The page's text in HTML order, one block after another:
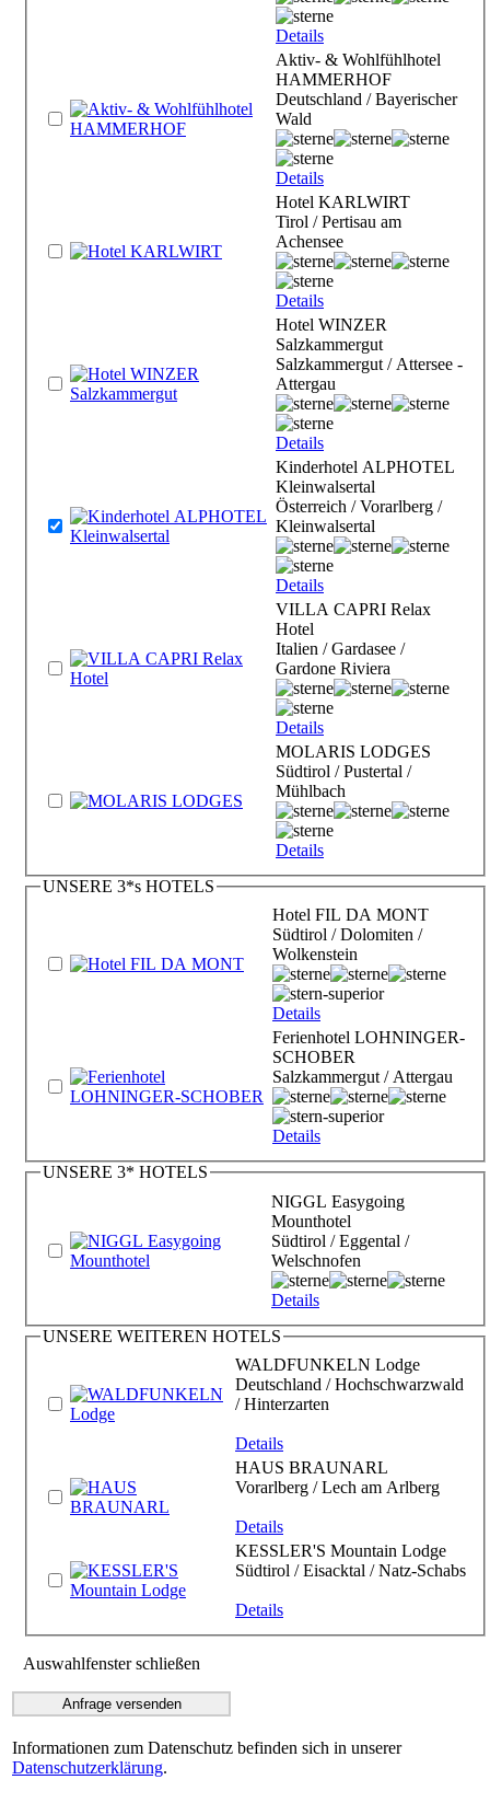
Details
Aktiv- & Wohlfühlhotel
HAMMERHOF
Deutschland / Bayerischer
Wald
Details
Hotel KARLWIRT
Tirol / Pertisau am
Achensee
Details
Hotel WINZER
Salzkammergut
Salzkammergut / Attersee -
Attergau
Details
Kinderhotel ALPHOTEL
Kleinwalsertal
Österreich / Vorarlberg /
Kleinwalsertal
Details
VILLA CAPRI Relax
Hotel
Italien / Gardasee /
Gardone Riviera
Details
MOLARIS LODGES
Südtirol / Pustertal /
Mühlbach
Details
UNSERE 3*s HOTELS
Hotel FIL DA MONT
Südtirol / Dolomiten /
Wolkenstein
Details
Ferienhotel LOHNINGER-
SCHOBER
Salzkammergut / Attergau
Details
UNSERE 3* HOTELS
NIGGL Easygoing
Mounthotel
Südtirol / Eggental /
Welschnofen
Details
UNSERE WEITEREN HOTELS
WALDFUNKELN Lodge
Deutschland / Hochschwarzwald
/ Hinterzarten
Details
HAUS BRAUNARL
Vorarlberg / Lech am Arlberg
Details
KESSLER'S Mountain Lodge
Südtirol / Eisacktal / Natz-Schabs
Details
Auswahlfenster schließen
Informationen zum Datenschutz befinden sich in unserer
Datenschutzerklärung.